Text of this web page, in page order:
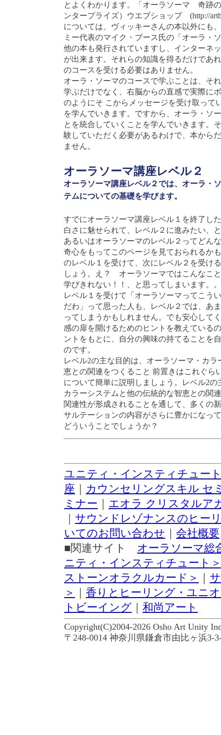
とよくわかります。「オーラソーマ 奇跡
ンタープライズ）ウエブショップ (http://
については、ヴィッキーさんの本以外に
ミー代表のマイク・ブース氏の「オーラ・
他の本も発行されていますし、インターネ
が出来ます。それらの知識を得るだけであ
のコースを受ける必要はありません。
オーラ・ソーマのコースで学ぶことは、そ
学ぶだけでなく、右脳からの直感で実際に
のようにそ こからメッセージを受け取って
を学んでいきます。ですから、オーラ・ソ
とを統合していくことを学んでいきます。
験していただく必要があるわけで、本から
ません。
オーラソーマ講座レベル２
オーラソーマ講座レベル２では、オーラ・
テムについての基礎を学びます。
すでにオーラソーマ講座レベル１を終了し
白さに魅せられて、レベル２に進みたい、
あるいはオーラソーマのレベル２ってど
奇心をもってこのページを見ておられるか
のレベル１を受けて、次にレベル２を受け
しょう。え？ オーラソーマではこんなこ
学びきれない！！、と思ってしまいます。。
レベル１を受けて「オーラソーマってこう
だわ」って思った人も、レベル２では、あ
ってしまうかもしれません。でも安心して
感の扉を開けるためのヒントを教えている
ントをもとに、自分の興味の持てることを
のです。
レベル2の主な目的は、オーラソーマ・カ
恵との関連をつくること 前置きはこれぐら
について簡単に説明しましょう。レベル2
カラーシステムと他の伝統的な智恵との関
関連性が形成されることを通して、多くの
サルテーションの内容がさらに豊かになっ
どういうことでしょうか？
ユニティ・インスティチュー
座 ｜ カウンセリングスキル セ
ミナー ｜ エオラ クリスタルア
｜ サウンドレゾナンスのヒー
いてのお問い合わせ ｜ 会社概要
■関連サイト オーラソーマ総
ニティ・インスティチュート＞
ストーンオラクルカード＞ ｜
＞ ｜ 香りとヒーリング・ユニ
トビーイング ｜ 和尚アート
Copyright(C)2004-2026 Osho Art Unity
〒248-0014 神奈川県鎌倉市由比ヶ浜3-